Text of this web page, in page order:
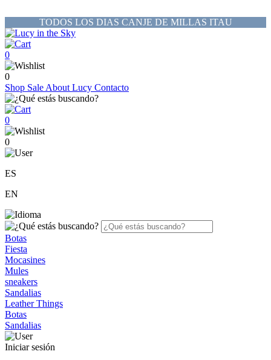
TODOS LOS DIAS CANJE DE MILLAS ITAU
0
0
Shop Sale About Lucy Contacto
0
0
ES
EN
Botas
Fiesta
Mocasines
Mules
sneakers
Sandalias
Leather Things
Botas
Sandalias
Iniciar sesión